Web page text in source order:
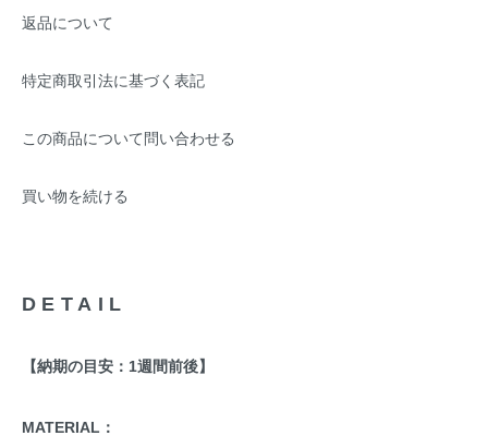
返品について
特定商取引法に基づく表記
この商品について問い合わせる
買い物を続ける
DETAIL
【納期の目安：1週間前後】
MATERIAL：